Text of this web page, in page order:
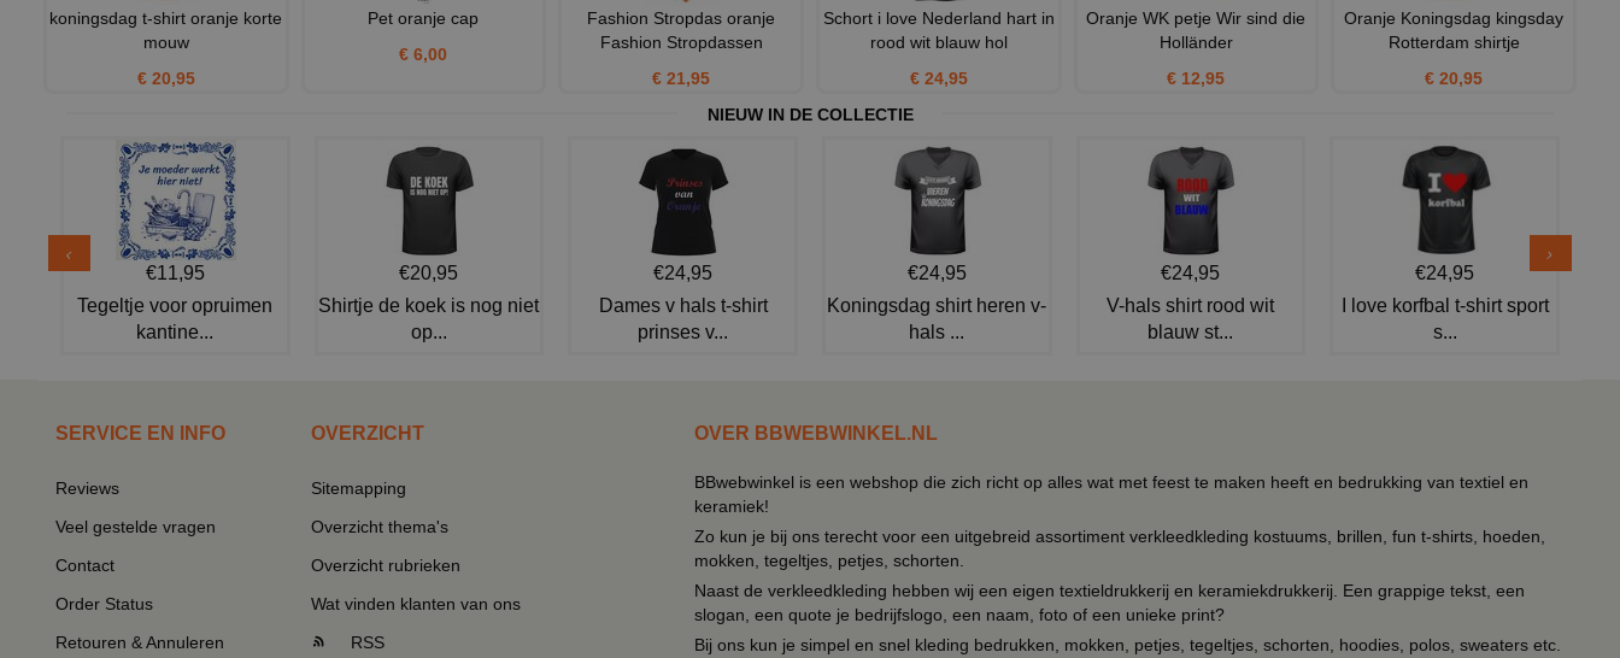
koningsdag t-shirt oranje korte
mouw
€ 20,95
Pet oranje cap
€ 6,00
Fashion Stropdas oranje
Fashion Stropdassen
€ 21,95
Schort i love Nederland hart in
rood wit blauw hol
€ 24,95
Oranje WK petje Wir sind die
Holländer
€ 12,95
Oranje Koningsdag kingsday
Rotterdam shirtje
€ 20,95
NIEUW IN DE COLLECTIE
€11,95
Tegeltje voor opruimen
kantine...
€20,95
Shirtje de koek is nog niet
op...
€24,95
Dames v hals t-shirt
prinses v...
€24,95
Koningsdag shirt heren v-
hals ...
€24,95
V-hals shirt rood wit
blauw st...
€24,95
I love korfbal t-shirt sport
s...
SERVICE EN INFO
Reviews
Veel gestelde vragen
Contact
Order Status
Retouren & Annuleren
OVERZICHT
Sitemapping
Overzicht thema's
Overzicht rubrieken
Wat vinden klanten van ons
RSS
OVER BBWEBWINKEL.NL
BBwebwinkel is een webshop die zich richt op alles wat met feest te maken heeft en bedrukking van textiel en
keramiek!
Zo kun je bij ons terecht voor een uitgebreid assortiment verkleedkleding kostuums, brillen, fun t-shirts, hoeden,
mokken, tegeltjes, petjes, schorten.
Naast de verkleedkleding hebben wij een eigen textieldrukkerij en keramiekdrukkerij. Een grappige tekst, een
slogan, een quote je bedrijfslogo, een naam, foto of een unieke print?
Bij ons kun je simpel en snel kleding bedrukken, mokken, petjes, tegeltjes, schorten, hoodies, polos, sweaters etc.